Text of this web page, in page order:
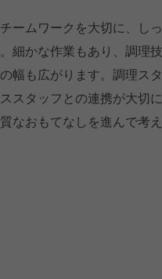
ームワークを大切に、し
細かな作業もあり、調理
幅も広がります。調理ス
スタッフとの連携が大切
おもてなしを進んで考え